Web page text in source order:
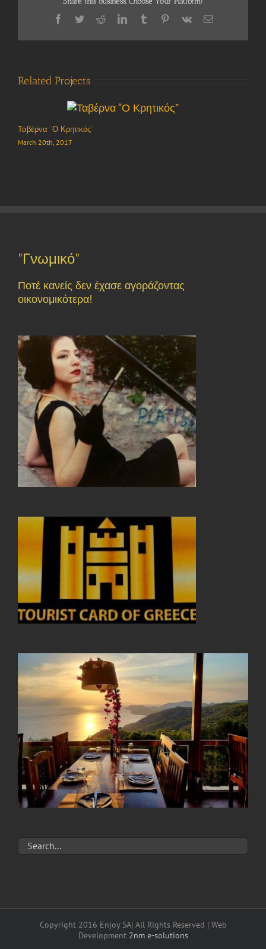
Facebook
TwitterRedditLinkedInTumblr Pinterest
Vk Email
Related Projects
Ταβέρνα “Ο Κρητικός”
March 20th, 2017
"Γνωμικό"
Ποτέ κανείς δεν έχασε αγοράζοντας
οικονομικότερα!
Copyright 2016 Enjoy SA| All Rights Reserved | Web
Development 2nm e-solutions